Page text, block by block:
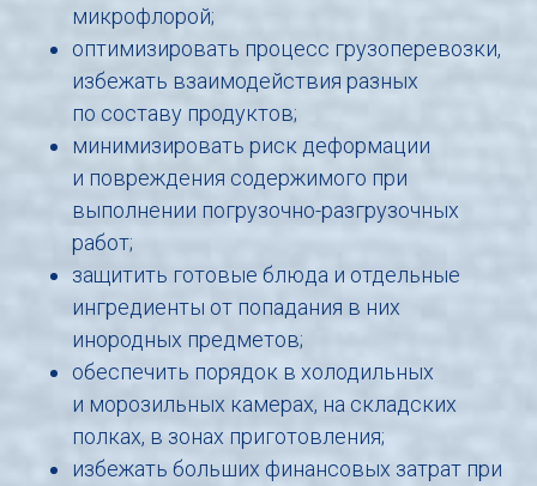
микрофлорой;
оптимизировать процесс грузоперевозки,
избежать взаимодействия разных
по составу продуктов;
минимизировать риск деформации
и повреждения содержимого при
выполнении погрузочно-разгрузочных
работ;
защитить готовые блюда и отдельные
ингредиенты от попадания в них
инородных предметов;
обеспечить порядок в холодильных
и морозильных камерах, на складских
полках, в зонах приготовления;
избежать больших финансовых затрат при